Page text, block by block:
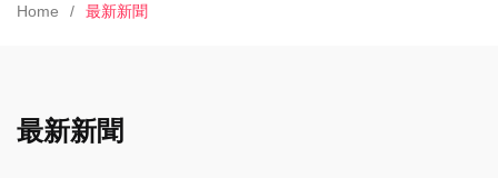
Home 最新新聞
最新新聞